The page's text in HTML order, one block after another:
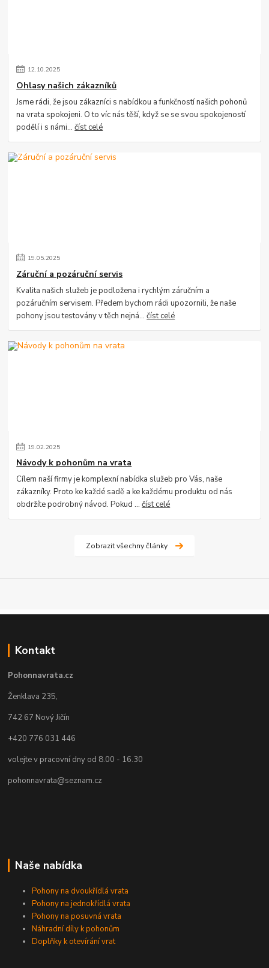
12.10.2025
Ohlasy našich zákazníků
Jsme rádi, že jsou zákazníci s nabídkou a funkčností našich pohonů
na vrata spokojeni. O to víc nás těší, když se se svou spokojeností
podělí i s námi...číst celé
19.05.2025
Záruční a pozáruční servis
Kvalita našich služeb je podložena i rychlým záručním a
pozáručním servisem. Předem bychom rádi upozornili, že naše
pohony jsou testovány v těch nejná...číst celé
19.02.2025
Návody k pohonům na vrata
Cílem naší firmy je komplexní nabídka služeb pro Vás, naše
zákazníky. Proto ke každé sadě a ke každému produktu od nás
obdržíte podrobný návod. Pokud ...číst celé
Zobrazit všechny články
Kontakt
Pohonnavrata.cz
Ženklava 235,
742 67 Nový Jičín
+420 776 031 446
volejte v pracovní dny od 8.00 - 16.30
pohonnavrata@seznam.cz
Naše nabídka
Pohony na dvoukřídlá vrata
Pohony na jednokřídlá vrata
Pohony na posuvná vrata
Náhradní díly k pohonům
Doplňky k otevírání vrat